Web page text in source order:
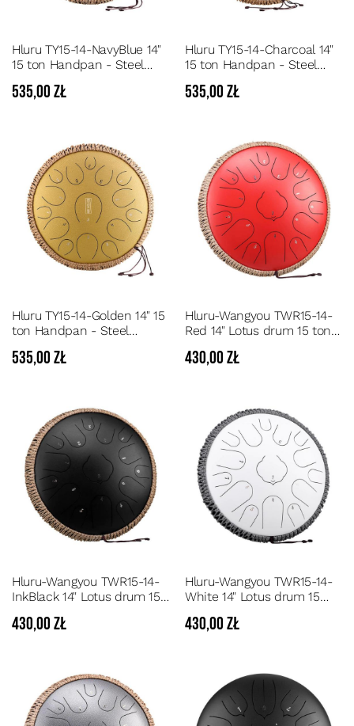
Hluru TY15-14-NavyBlue 14"
15 ton Handpan - Steel
tonacja C
535,00 zł
Hluru TY15-14-Charcoal 14"
15 ton Handpan - Steel
tonacja C
535,00 zł
Hluru TY15-14-Golden 14" 15
ton Handpan - Steel
tonacja C
535,00 zł
Hluru-Wangyou TWR15-14-
Red 14" Lotus drum 15 ton -
Drum 15 dźwięków tonacja
430,00 zł
Hluru-Wangyou TWR15-14-
InkBlack 14" Lotus drum 15
Drum 15 dźwięków tonacja
430,00 zł
Hluru-Wangyou TWR15-14-
White 14" Lotus drum 15
Drum 15 dźwięków tonacja
430,00 zł